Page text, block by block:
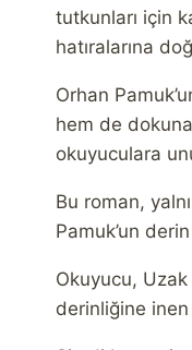
tutkunları için
hatıralarına
Orhan
hem de
okuyuculara
Bu roman,
Pamuk’un
Okuyucu, Uzak
derinliğine